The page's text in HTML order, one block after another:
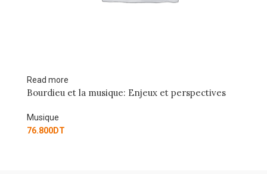
Read more
Guide pratique du sampling